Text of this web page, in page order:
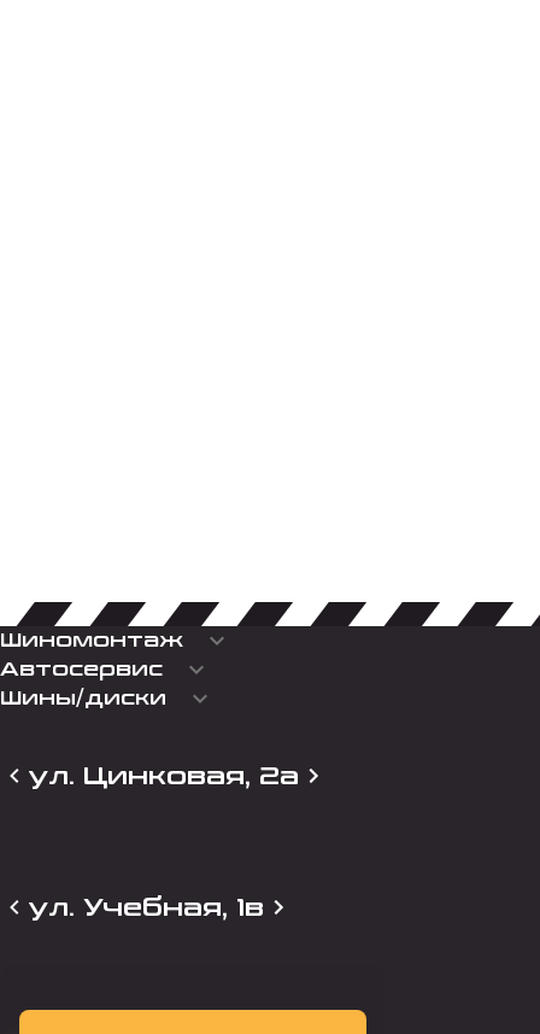
Шиномонтаж keyboard_arrow_down
Автосервис keyboard_arrow_down
Шины/диски keyboard_arrow_down
ул. Цинковая, 2а
ул. Учебная, 1в